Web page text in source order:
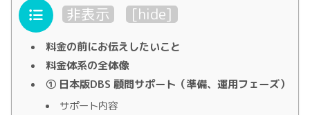
目次 非表示 [hide]
料金の前にお伝えしたいこと
料金体系の全体像
① 日本版DBS 顧問サポート（準備、運用フェーズ）
サポート内容